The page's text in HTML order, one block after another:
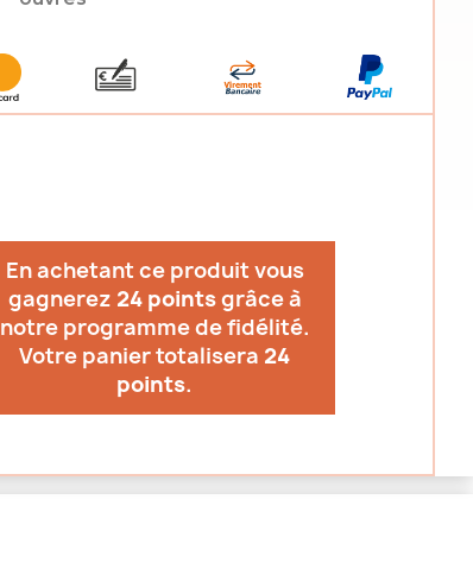
En achetant ce produit vous
gagnerez 24 pointsgrâce à
notre programme de fidélité.
Votre panier totalisera 24
points.